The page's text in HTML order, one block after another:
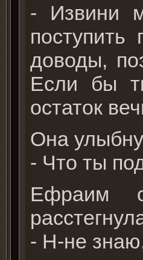
- Извини
доводы,
Если бы
остаток
Она
- Что ты
Ефраим
- Н-не